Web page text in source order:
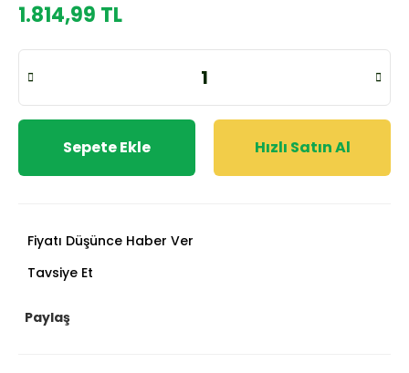
1.814,99 TL
Sepete Ekle Hızlı Satın Al
Fiyatı Düşünce Haber Ver
Tavsiye Et
Paylaş